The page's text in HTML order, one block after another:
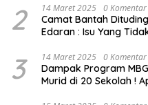
2 14 Maret 2025 0 Komentar
Camat Bantah
Edaran : Isu Yang
3 14 Maret 2025 0 Komentar
Dampak Program
Murid di 20 Sekolah !